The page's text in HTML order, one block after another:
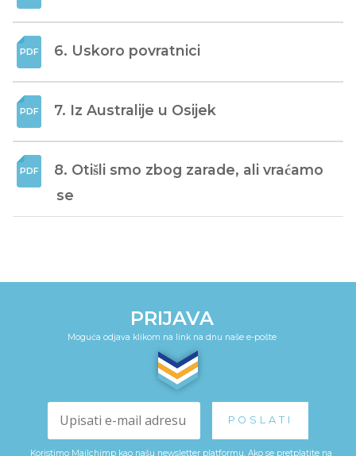
6. Uskoro povratnici
7. Iz Australije u Osijek
8. Otišli smo zbog zarade, ali vraćamo
se
PRIJAVA
Moguća odjava klikom na link na dnu naše e-pošte
Koristimo Mailchimp kao našu newsletter platformu. Ako se pretplatite na